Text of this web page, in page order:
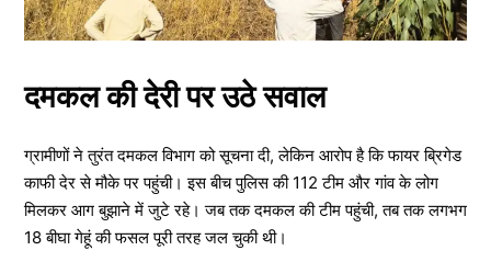
दमकल की देरी पर उठे सवाल
ग्रामीणों ने तुरंत दमकल विभाग को सूचना दी, लेकिन आरोप है कि फायर ब्रिगेड
काफी देर से मौके पर पहुंची। इस बीच पुलिस की 112 टीम और गांव के लोग
मिलकर आग बुझाने में जुटे रहे। जब तक दमकल की टीम पहुंची, तब तक लगभग
18 बीघा गेहूं की फसल पूरी तरह जल चुकी थी।